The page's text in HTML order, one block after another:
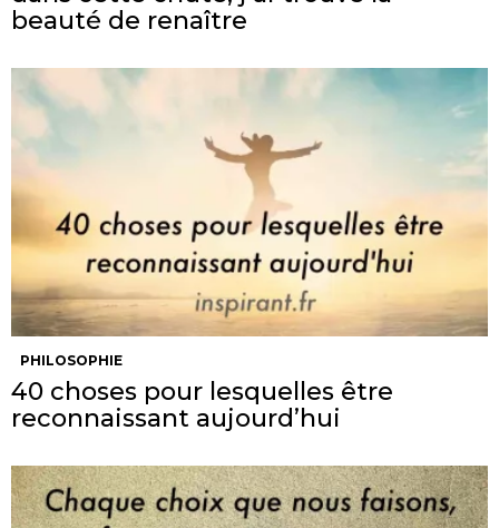
beauté de renaître
PHILOSOPHIE
40 choses pour lesquelles être
reconnaissant aujourd’hui